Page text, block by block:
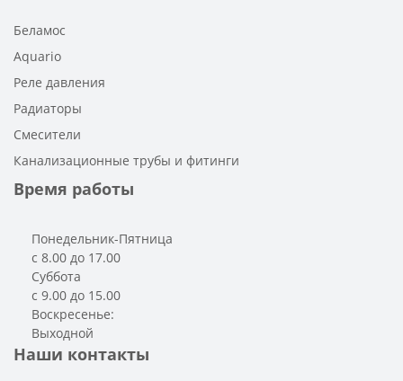
Беламос
Aquario
Реле давления
Радиаторы
Смесители
Канализационные трубы и фитинги
Время работы
Понедельник-Пятница
с 8.00 до 17.00
Суббота
с 9.00 до 15.00
Воскресенье:
Выходной
Наши контакты